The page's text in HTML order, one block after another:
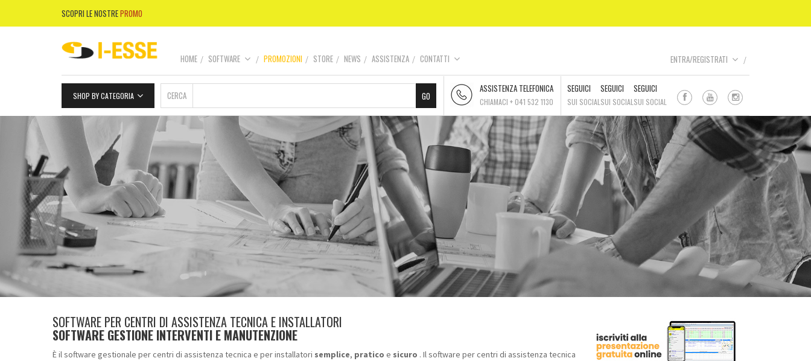
SCOPRI LE NOSTREPROMO
ENTRA/REGISTRATI
HOME SOFTWARE PROMOZIONI STORE NEWS ASSISTENZA CONTATTI
SHOP BY CATEGORIA
ASSISTENZA TELEFONICA
CHIAMACI + 041 532 1130
SEGUICI
SUI SOCIAL
SEGUICI
SUI SOCIAL
SEGUICI
SUI SOCIAL
CERCA
SOFTWARE PER CENTRI DI ASSISTENZA TECNICA E INSTALLATORI
SOFTWARE GESTIONE INTERVENTI E MANUTENZIONE
È il software gestionale per centri di assistenza tecnica e per installatori semplice, pratico e sicuro . Il software per centri di assistenza tecnica